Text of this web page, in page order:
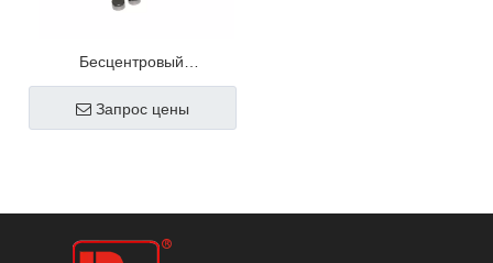
Бесцентровый
шлифовальный круг
Запрос цены